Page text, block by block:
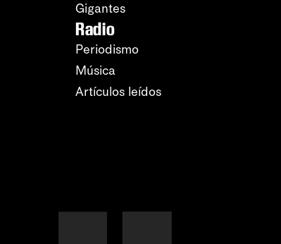
Gigantes
Radio
Periodismo
Música
Artículos leídos